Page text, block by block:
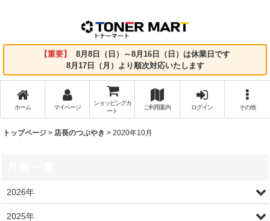
【重要】
8月8日（日）～8月16日（日）は休業日です
8月17日（月）より順次対応いたします
ホーム マイページ
ショッピングカ
ート
ご利用案内 ログイン その他
トップページ > 店長のつぶやき > 2020年10月
2026年
2025年